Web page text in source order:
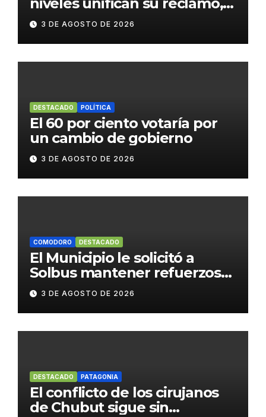
paran y se movilizan
3 DE AGOSTO DE 2026
DESTACADO POLÍTICA
El 60 por ciento votaría por
un cambio de gobierno
3 DE AGOSTO DE 2026
COMODORO DESTACADO
El Municipio le solicitó a
Solbus mantener refuerzos
escolares y servicios
habituales
3 DE AGOSTO DE 2026
DESTACADO PATAGONIA
El conflicto de los cirujanos
de Chubut sigue sin